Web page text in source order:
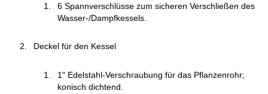
6 Spannverschlüsse zum sicheren Verschließen des
Wasser-/Dampfkessels.
Deckel für den Kessel
1" Edelstahl-Verschraubung für das Pflanzenrohr;
konisch dichtend.